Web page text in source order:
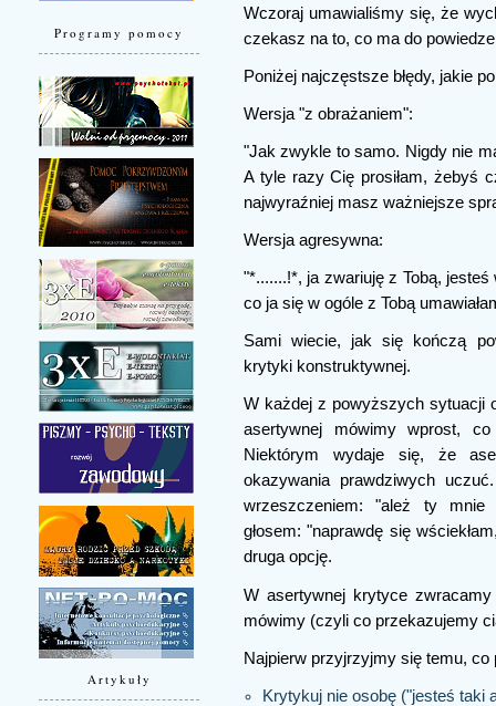
Programy pomocy
Artykuły
Wczoraj umawialiśmy się, że
czekasz na to, co ma do
Poniżej najczęstsze błędy, jakie
Wersja "z obrażaniem":
"Jak zwykle to samo. Nigdy nie
A tyle razy Cię prosiłam, żebyś
najwyraźniej masz ważniejsze
Wersja agresywna:
"*.......!*, ja zwariuję z Tobą,
co ja się w ogóle z Tobą
Sami wiecie, jak się kończą
krytyki konstruktywnej.
W każdej z powyższych sytuacji
asertywnej mówimy wprost, co
Niektórym wydaje się, że
okazywania prawdziwych
wrzeszczeniem: "ależ ty mnie
głosem: "naprawdę się
druga opcję.
W asertywnej krytyce
mówimy (czyli co przekazujemy
Najpierw przyjrzyjmy się temu, co
Krytykuj nie osobę ("jesteś taki